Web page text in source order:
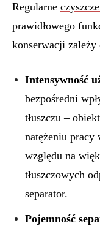
Regularne
prawidłowego
konserwacji
Intensywność
bezpośredni
tłuszczu –
natężeniu pracy
względu na
tłuszczowych
separator.
Pojemność